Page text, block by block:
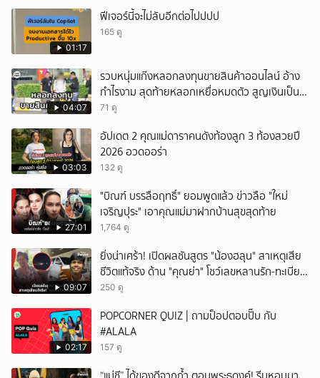
01:17
ฟีเจอร์นี้จะไม่ลับอีกต่อไปปปป
165 ดู
04:07
รวบหนุ่มแก๊งหลอกลงทุนขายสินค้าออนไลน์ อ้าง
กำไรงาม สุดท้ายหลอกเหยื่อหมดตัว สูญเงินเป็น
แสนบาท ยังให้การปฏิเสธ
71 ดู
03:03
อัปเดต 2 คุณแม่ดาราคนดังท้องลูก 3 ท้องสวยปี
2026 อวดออร่า
132 ดู
27:01
"บิณฑ์ บรรลือฤทธิ์" ยอมพูดแล้ว ข่าวลือ "ใหม่
เจริญปุระ" เอาคุณแม่มาฝากบ้านสุขสุดท้าย
1,764 ดู
09:07
ยิ่งน่าเศร้า! เปิดผลชันสูตร "น้องฮลุน" สาเหตุเสีย
ชีวิตแท้จริง ด้าน "คุณย่า" โชว์เลขหลานรัก-ทะเบียน
รถเคลื่อนร่าง!
250 ดู
02:17
POPCORNER QUIZ | ถามป็อปตอบปั๊บ กับ
#ALALA
157 ดู